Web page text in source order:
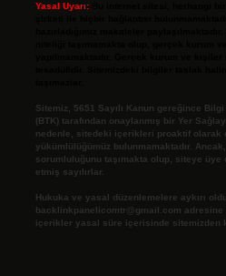
Yasal Uyarı:
Sitemiz, 5651 Sayılı Kanun gereğince
(BTK) tarafından onaylanmış bir Yer
nedenle, sitedeki içerikleri proaktif olarak
yükümlülüğümüz bulunmamaktadır.
sorumluluğunu taşımakta olup, siteye üye
etmiş sayılırlar.
Hukuka ve yasal düzenlemelere aykırı
backlinkpanelicomtr@gmail.com
içerikler yasal süre içerisinde sitemizden